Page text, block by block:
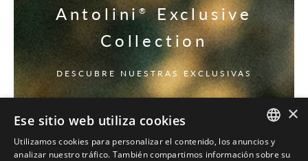
Antolini® Exclusive
Collection
DESCUBRE NUESTRAS EXCLUSIVAS
ITALIAN
×
Ese sitio web utiliza cookies
Utilizamos cookies para personalizar el contenido, los anuncios y
analizar nuestro tráfico. También compartimos información sobre su